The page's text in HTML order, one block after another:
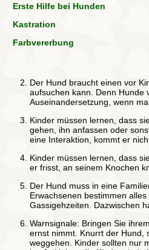
Erste Hilfe bei Hunden
Kastration
Farbvererbung
Der Hund braucht einen vor
aufsuchen kann. Denn Hunde
Auseinandersetzung, wenn
Kinder müssen lernen, dass
gehen, ihn anfassen oder
eine Interaktion, kommt er
Kinder müssen lernen, dass
er frisst, an seinem Knochen
Der Hund muss in eine
Erwachsenen bestimmen
Gassigehzeiten. Dazwischen
Warnsignale: Bringen Sie
ernst nimmt. Knurrt der Hund,
weggehen. Kinder sollten nur